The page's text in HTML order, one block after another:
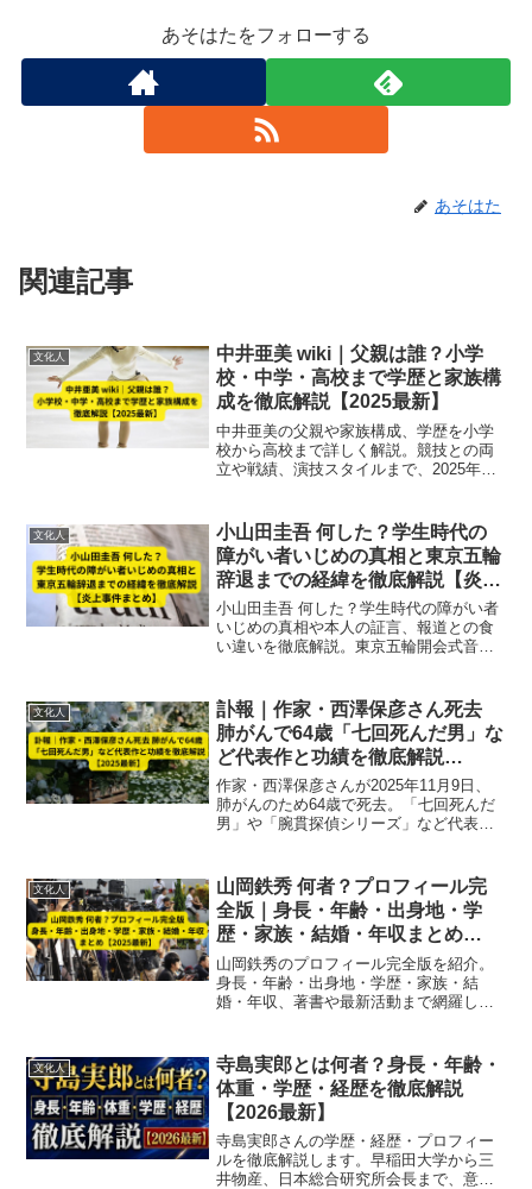
あそはたをフォローする
あそはた
関連記事
文化人
中井亜美 wiki｜父親は誰？小学
校・中学・高校まで学歴と家族構
成を徹底解説【2025最新】
中井亜美の父親や家族構成、学歴を小学
校から高校まで詳しく解説。競技との両
立や戦績、演技スタイルまで、2025年最
文化人
小山田圭吾 何した？学生時代の
障がい者いじめの真相と東京五輪
辞退までの経緯を徹底解説【炎上
事件まとめ】
小山田圭吾 何した ？学生時代の障がい者
いじめの真相や本人の証言、報道との食
い違いを徹底解説。東京五輪開会式音楽
かりやすくまとめます。
文化人
訃報｜作家・西澤保彦さん死去
肺がんで64歳「七回死んだ男」な
ど代表作と功績を徹底解説
【2025最新】
作家・西澤保彦さんが2025年11月9日、
肺がんのため64歳で死去。「七回死んだ
男」や「腕貫探偵シリーズ」など代表作
響を最新情報でまとめました。
文化人
山岡鉄秀 何者？プロフィール完
全版｜身長・年齢・出身地・学
歴・家族・結婚・年収まとめ
【2025最新】
山岡鉄秀のプロフィール完全版を紹介。
身長・年齢・出身地・学歴・家族・結
婚・年収、著書や最新活動まで網羅し、
文化人
寺島実郎とは何者？身長・年齢・
体重・学歴・経歴を徹底解説
【2026最新】
寺島実郎さんの学歴・経歴・プロフィー
ルを徹底解説します。早稲田大学から三
井物産、日本総合研究所会長まで、意外